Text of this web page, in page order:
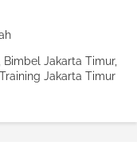
Jakarta Timur,
Jakarta Timur